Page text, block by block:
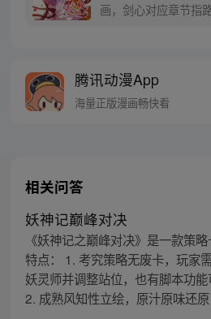
画，剑心对应章节指
腾讯动漫App
海量正版漫画畅快看
相关问答
妖神记巅峰对决
《妖神记之巅峰对决》是一款策
特点： 1. 考究策略无废卡，玩家
妖灵师并调整站位，也有脚本功能
2. 成熟风知性立绘，原汁原味还